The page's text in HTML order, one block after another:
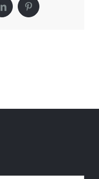
LinkedInPinterest